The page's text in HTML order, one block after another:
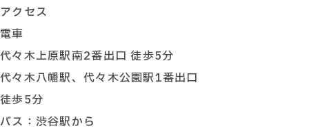
アクセス
電車
代々木上原駅南2番出口 徒歩5分
代々木八幡駅、代々木公園駅1番出口
徒歩5分
バス：渋谷駅から